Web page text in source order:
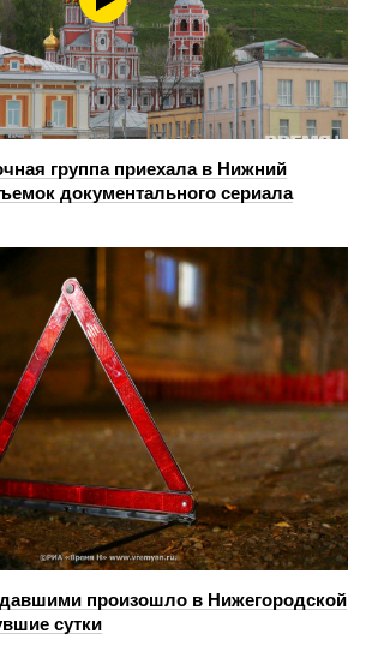
группа приехала в Нижний
документального сериала
произошло в Нижегородской
сутки